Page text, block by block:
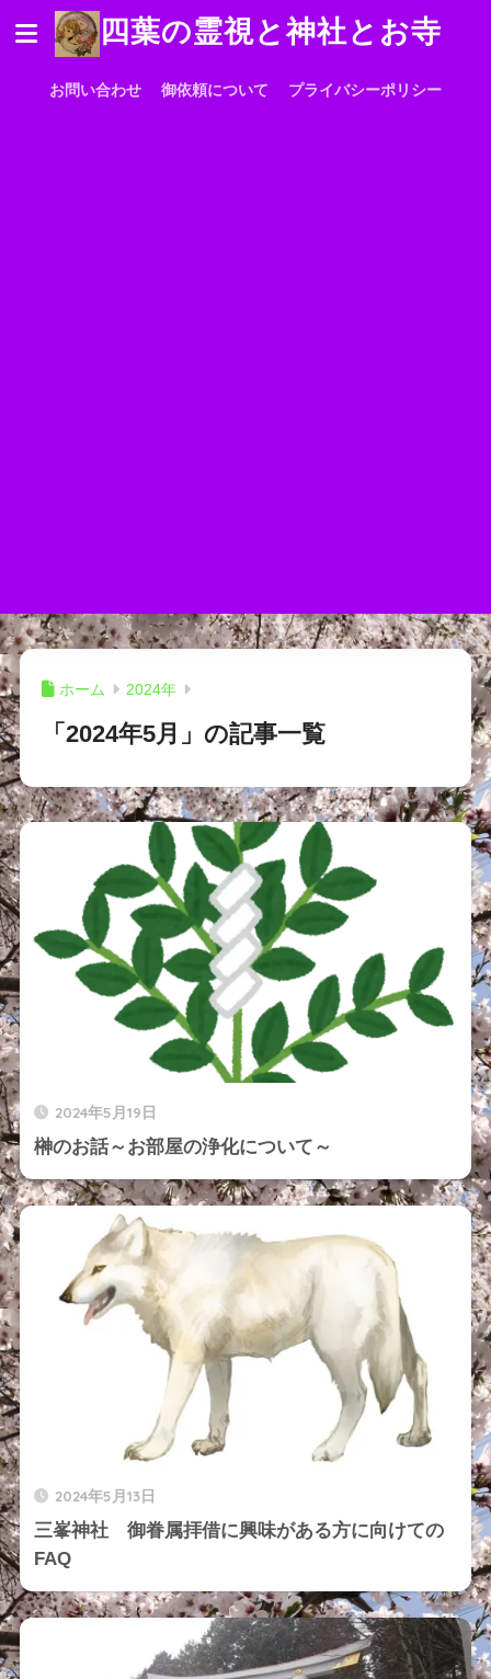
四葉の霊視と神社とお寺
お問い合わせ 御依頼について プライバシーポリシー
ホーム 2024年
「2024年5月」の記事一覧
2024年5月19日
榊のお話～お部屋の浄化について～
2024年5月13日
三峯神社 御眷属拝借に興味がある方に向けての
FAQ